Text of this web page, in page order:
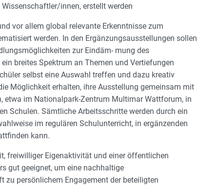
innen, erstellt werden
vor allem global relevante Erkenntnisse zum
werden. In den Ergänzungsausstellungen sollen
zur Eindäm- mung des
breites Spektrum an Themen und Vertiefungen
selbst eine Auswahl treffen und dazu kreativ
Möglichkeit erhalten, ihre Ausstellung gemeinsam mit
etwa im Nationalpark-Zentrum Multimar Wattforum, in
Schulen. Sämtliche Arbeitsschritte werden durch ein
im regulären Schulunterricht, in ergänzenden
kann.
freiwilliger Eigenaktivität und einer öffentlichen
gut geeignet, um eine nachhaltige
zu persönlichem Engagement der beteiligten